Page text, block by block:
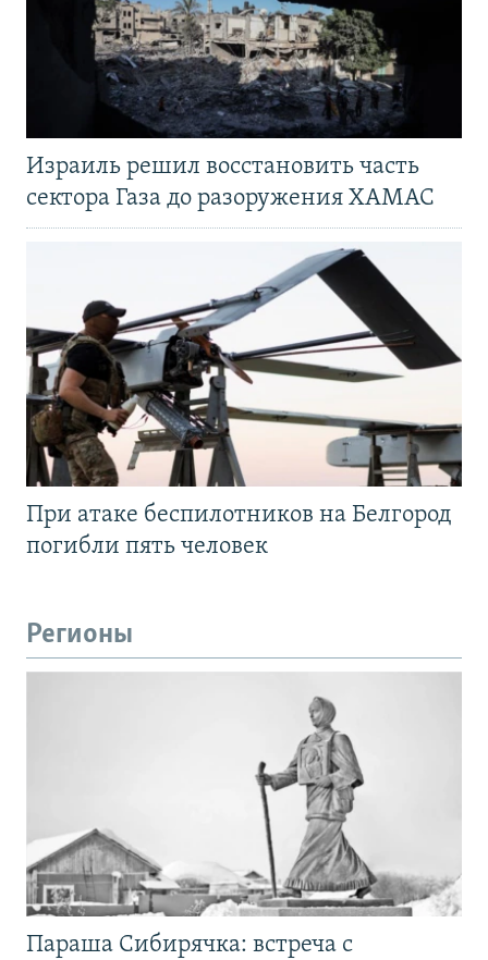
Израиль решил восстановить часть
сектора Газа до разоружения ХАМАС
При атаке беспилотников на Белгород
погибли пять человек
Регионы
Параша Сибирячка: встреча с